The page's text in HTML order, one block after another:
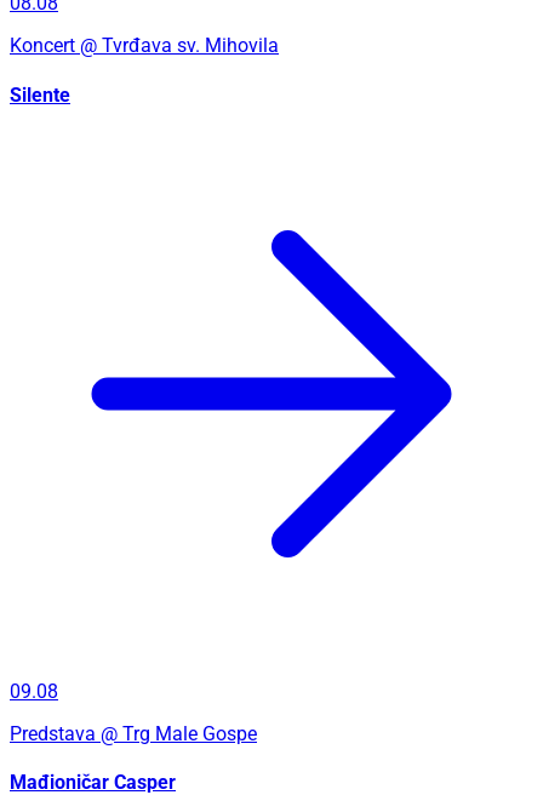
Koncert @ Tvrđava sv. Mihovila
Silente
09.08
Predstava @ Trg Male Gospe
Mađioničar Casper